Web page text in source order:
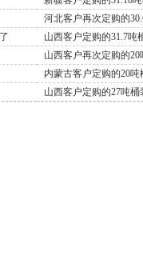
河北客户再次定购的
山西客户定购的31.7吨
山西客户再次定购的
内蒙古客户定购的20
山西客户定购的27吨